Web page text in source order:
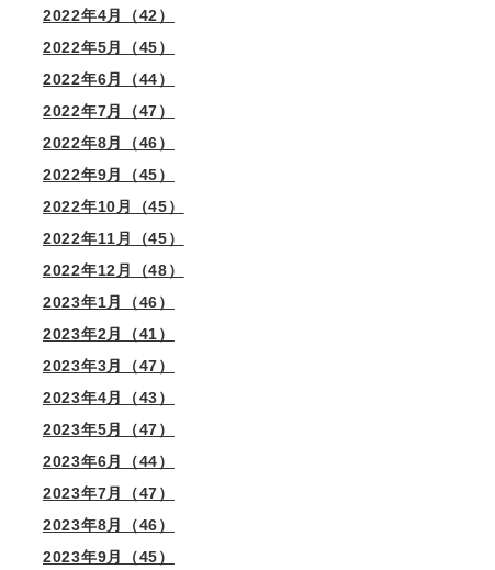
2022年4月（42）
2022年5月（45）
2022年6月（44）
2022年7月（47）
2022年8月（46）
2022年9月（45）
2022年10月（45）
2022年11月（45）
2022年12月（48）
2023年1月（46）
2023年2月（41）
2023年3月（47）
2023年4月（43）
2023年5月（47）
2023年6月（44）
2023年7月（47）
2023年8月（46）
2023年9月（45）